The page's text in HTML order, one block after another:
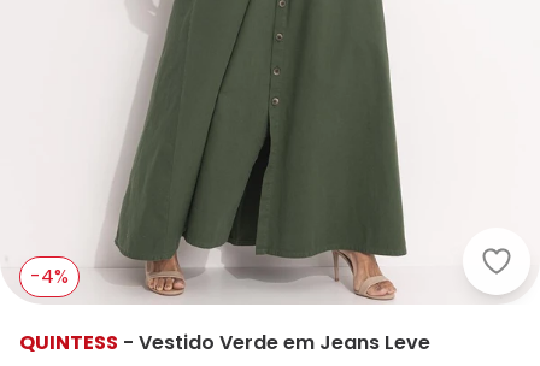
-4%
QUINTESS - Vestido Verde em Jeans Leve